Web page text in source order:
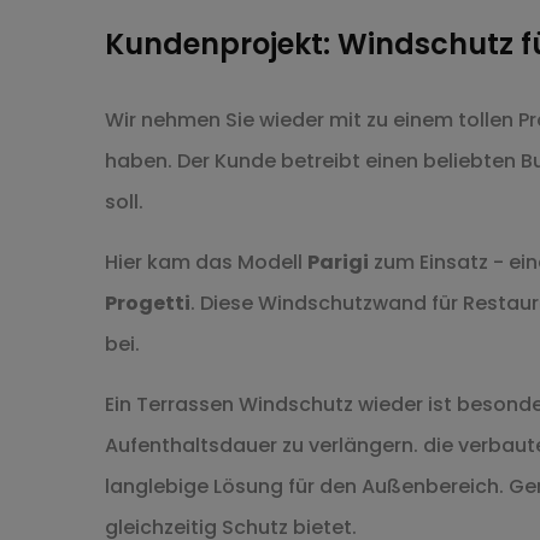
Kundenprojekt: Windschutz
Wir nehmen Sie wieder mit zu einem tollen
haben. Der Kunde betreibt einen beliebten
soll.
Hier kam das Modell Parigi zum Einsatz -
Progetti. Diese Windschutzwand für
bei.
Ein Terrassen Windschutz wieder ist
Aufenthaltsdauer zu verlängern. die
langlebige Lösung für den Außenbereich.
gleichzeitig Schutz bietet.